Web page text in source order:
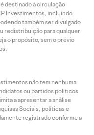
destinado à circulação
Investimentos, incluindo
também ser divulgado
redistribuição para qualquer
o propósito, sem o prévio
não tem nenhuma
ou partidos políticos
a apresentar a análise
Sociais, políticas e
registrado conforme a